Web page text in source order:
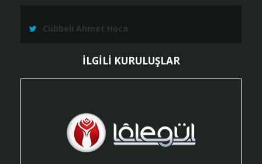
Cübbeli Ahmet Hoca
İLGİLİ KURULUŞLAR